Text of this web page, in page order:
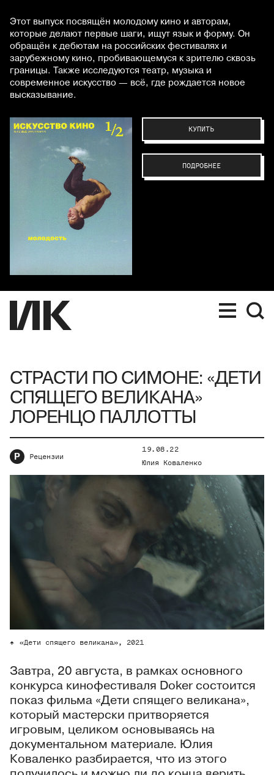
Этот выпуск посвящён молодому кино и авторам,
которые делают первые шаги, ищут язык и форму. Он
обращён к дебютам на российских фестивалях и
зарубежному кино, пробивающемуся к зрителю сквозь
границы. Также исследуются театр, музыка и
современное искусство — всё, где рождается новое
высказывание.
КУПИТЬ
ПОДРОБНЕЕ
СТРАСТИ ПО СИМОНЕ: «ДЕТИ
СПЯЩЕГО ВЕЛИКАНА»
ЛОРЕНЦО ПАЛЛОТТЫ
Р Рецензии
19.08.22
Юлия Коваленко
«Дети спящего великана», 2021
Завтра, 20 августа, в рамках основного
конкурса кинофестиваля Doker состоится
показ фильма «Дети спящего великана»,
который мастерски притворяется
игровым, целиком основываясь на
документальном материале. Юлия
Коваленко разбирается, что из этого